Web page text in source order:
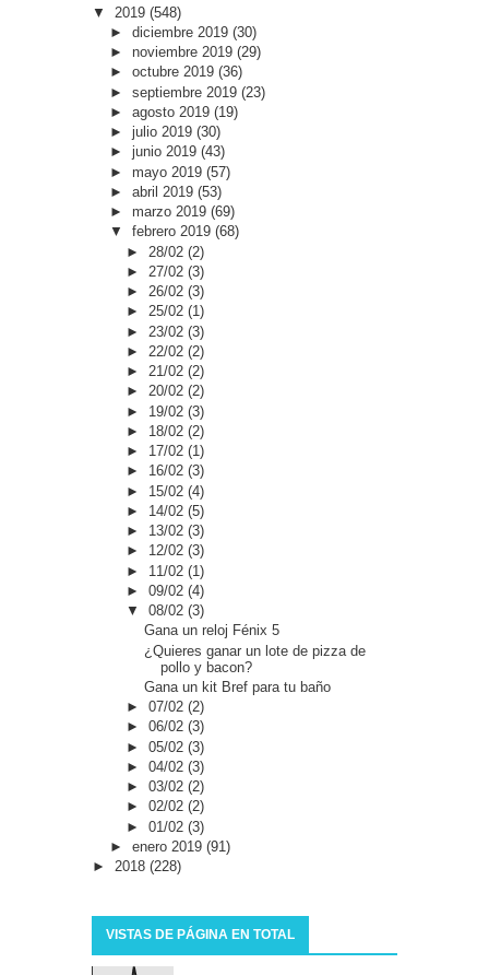
▼ 2019 (548)
► diciembre 2019 (30)
► noviembre 2019 (29)
► octubre 2019 (36)
► septiembre 2019 (23)
► agosto 2019 (19)
► julio 2019 (30)
► junio 2019 (43)
► mayo 2019 (57)
► abril 2019 (53)
► marzo 2019 (69)
▼ febrero 2019 (68)
► 28/02(2)
► 27/02(3)
►26/02(3)
►25/02(1)
► 23/02(3)
► 22/02(2)
►21/02(2)
►20/02(2)
► 19/02(3)
► 18/02(2)
► 17/02(1)
► 16/02(3)
► 15/02(4)
► 14/02(5)
► 13/02(3)
► 12/02(3)
► 11/02(1)
►09/02(4)
▼08/02(3)
Gana un reloj Fénix 5
¿Quieres ganar un lote de pizza de
pollo y bacon?
Gana un kit Bref para tu baño
►07/02(2)
►06/02(3)
►05/02(3)
►04/02(3)
►03/02(2)
►02/02(2)
►01/02(3)
► enero 2019 (91)
► 2018 (228)
VISTAS DE PÁGINA EN TOTAL